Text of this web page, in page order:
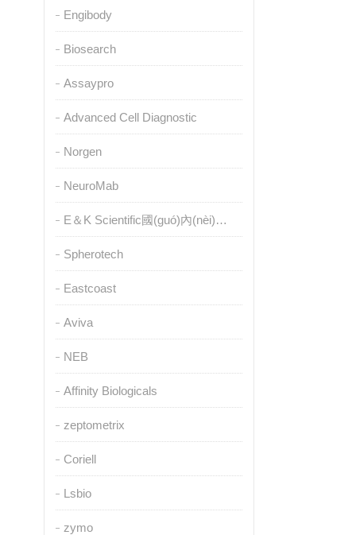
Engibody
Biosearch
Assaypro
Advanced Cell Diagnostic
Norgen
NeuroMab
E＆K Scientific國(guó)內(nèi)授權(quán)代理
Spherotech
Eastcoast
Aviva
NEB
Affinity Biologicals
zeptometrix
Coriell
Lsbio
zymo